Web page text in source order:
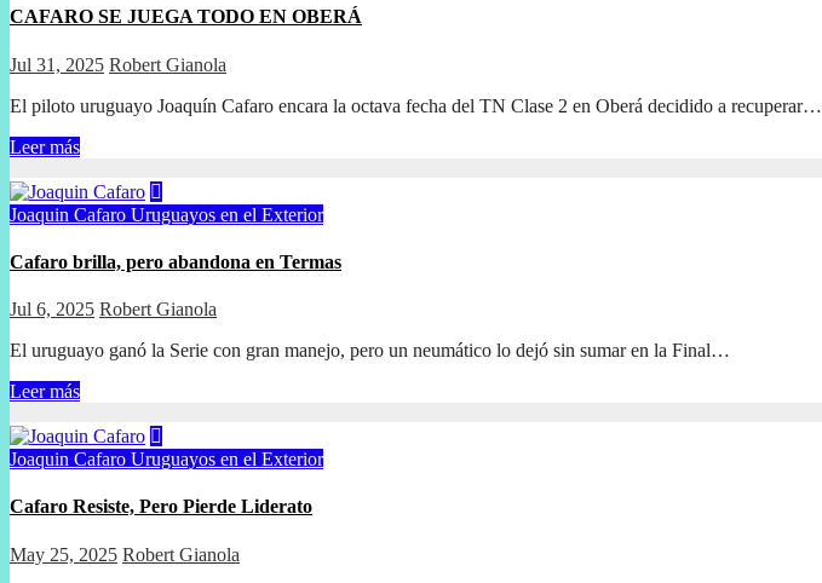
CAFARO SE JUEGA TODO EN OBERÁ
Jul 31, 2025 Robert Gianola
El piloto uruguayo Joaquín Cafaro encara la octava fecha del TN Clase 2 en Oberá decidido a recuperar…
Leer más
Joaquin Cafaro Uruguayos en el Exterior
Cafaro brilla, pero abandona en Termas
Jul 6, 2025 Robert Gianola
El uruguayo ganó la Serie con gran manejo, pero un neumático lo dejó sin sumar en la Final…
Leer más
Joaquin Cafaro Uruguayos en el Exterior
Cafaro Resiste, Pero Pierde Liderato
May 25, 2025 Robert Gianola